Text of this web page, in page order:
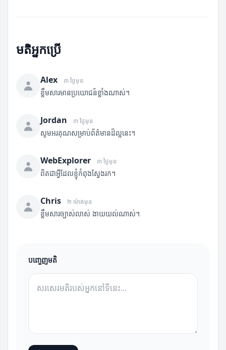
មតិអ្នកប្រើ
Alex ៣ ថ្ងៃមុន
ខ្លឹមសារមានប្រយោជន៍ខ្លាំងណាស់។
Jordan ៣ ថ្ងៃមុន
សូមអរគុណសម្រាប់ព័ត៌មានដ៏ល្អនេះ។
WebExplorer ៣ ថ្ងៃមុន
ពិតជាអ្វីដែលខ្ញុំកំពុងស្វែងរក។
Chris ២ ម៉ោងមុន
ខ្លឹមសារច្បាស់លាស់ ងាយយល់ណាស់។
បញ្ចេញមតិ